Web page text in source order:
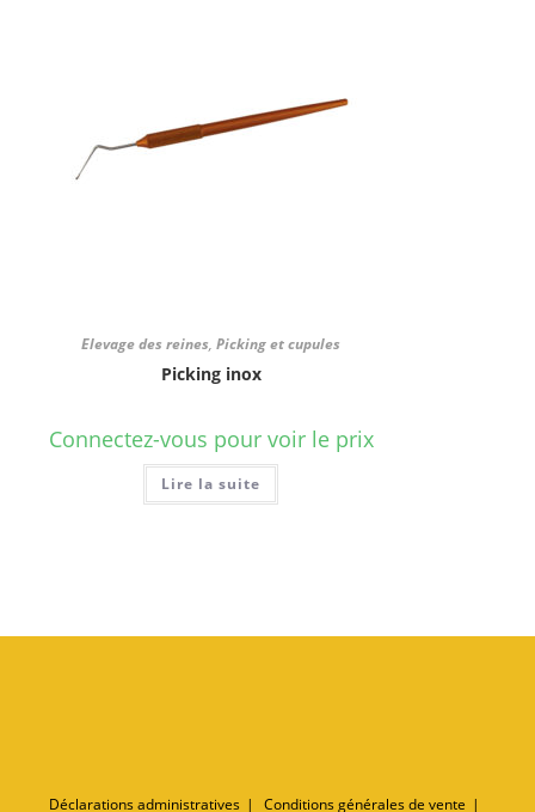
Elevage des reines, Picking et cupules
Picking inox
Connectez-vous pour voir le prix
Lire la suite
Déclarations administratives Conditions générales de vente